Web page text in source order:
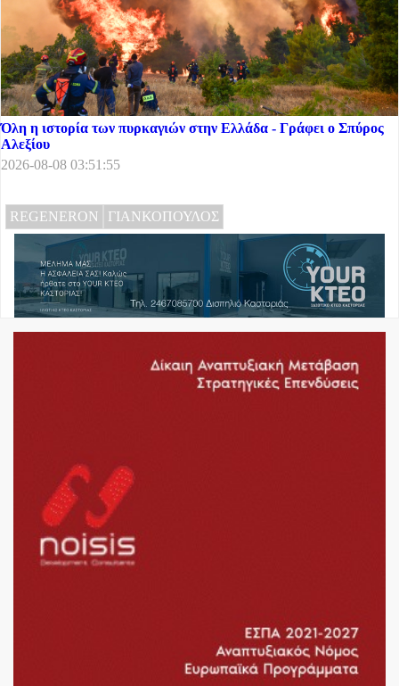
Όλη η ιστορία των πυρκαγιών στην Ελλάδα - Γράφει ο Σπύρος
Αλεξίου
2026-08-08 03:51:55
REGENERON ΓΙΑΝΚΟΠΟΥΛΟΣ